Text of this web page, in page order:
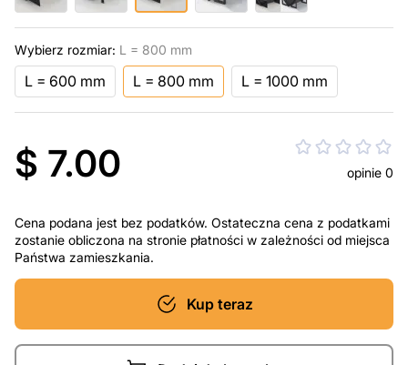
Wybierz rozmiar: L = 800 mm
L = 600 mm L = 800 mm L = 1000 mm
$ 7.00 opinie 0
Cena podana jest bez podatków. Ostateczna cena z podatkami
zostanie obliczona na stronie płatności w zależności od miejsca
Państwa zamieszkania.
Kup teraz